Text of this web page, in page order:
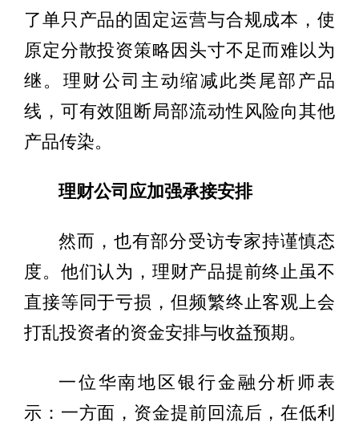
了单只产品的固定运营与合规成本，使
原定分散投资策略因头寸不足而难以为
继。理财公司主动缩减此类尾部产品
线，可有效阻断局部流动性风险向其他
产品传染。
理财公司应加强承接安排
然而，也有部分受访专家持谨慎态
度。他们认为，理财产品提前终止虽不
直接等同于亏损，但频繁终止客观上会
打乱投资者的资金安排与收益预期。
一位华南地区银行金融分析师表
示：一方面，资金提前回流后，在低利